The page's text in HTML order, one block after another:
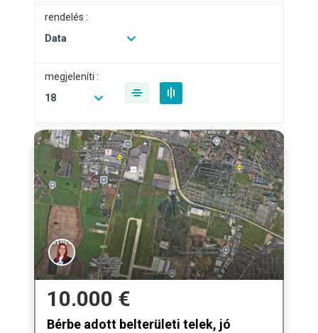
rendelés :
Data
megjeleníti :
18
10.000 €
Bérbe adott belterületi telek, jó